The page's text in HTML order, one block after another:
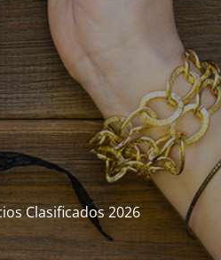
Clasificados 2026